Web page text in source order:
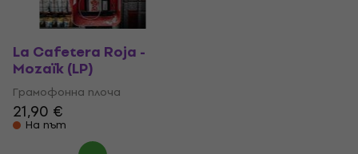
La Cafetera Roja -
Mozaïk (LP)
Грамофонна плоча
21,90 €
На път